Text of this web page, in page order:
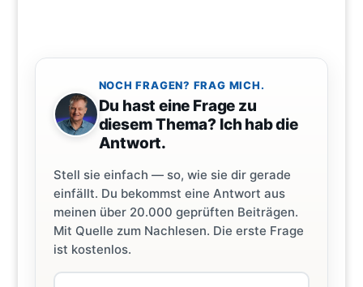
NOCH FRAGEN? FRAG MICH.
Du hast eine Frage zu
diesem Thema? Ich hab die
Antwort.
Stell sie einfach — so, wie sie dir gerade
einfällt. Du bekommst eine Antwort aus
meinen über 20.000 geprüften Beiträgen.
Mit Quelle zum Nachlesen. Die erste Frage
ist kostenlos.